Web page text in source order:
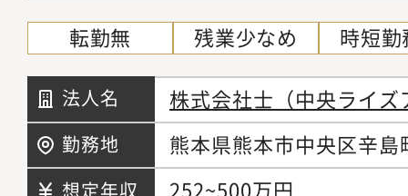
転勤無 残業少なめ 時短
法人名 株式会社士（中央ライ
勤務地 熊本県熊本市中央区辛
想定年収 252~500万円